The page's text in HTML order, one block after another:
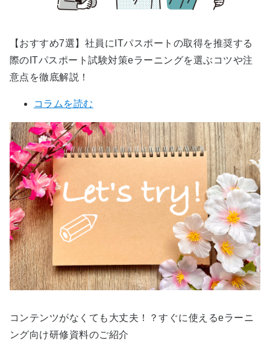
【おすすめ7選】社員にITパスポートの取得を推奨する
際のITパスポート試験対策eラーニングを選ぶコツや注
意点を徹底解説！
コラムを読む
コンテンツがなくても大丈夫！？すぐに使えるeラーニ
ング向け研修資料のご紹介